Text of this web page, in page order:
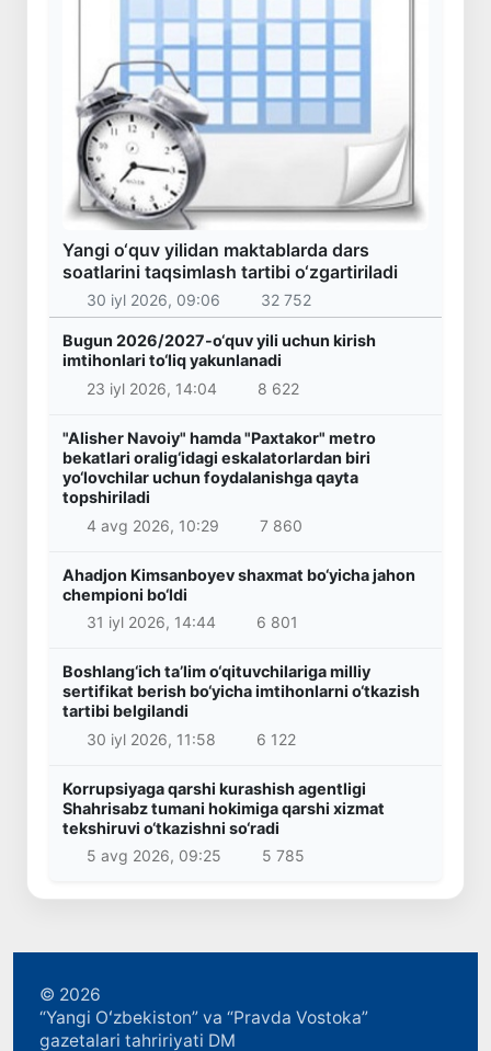
Yangi o‘quv yilidan maktablarda dars
soatlarini taqsimlash tartibi o‘zgartiriladi
30 iyl 2026, 09:06 32 752
Bugun 2026/2027-o‘quv yili uchun kirish
imtihonlari to‘liq yakunlanadi
23 iyl 2026, 14:04
8 622
"Alisher Navoiy" hamda "Paxtakor" metro
bekatlari oralig‘idagi eskalatorlardan biri
yo‘lovchilar uchun foydalanishga qayta
topshiriladi
4 avg 2026, 10:29
7 860
Ahadjon Kimsanboyev shaxmat bo‘yicha jahon
chempioni bo‘ldi
31 iyl 2026, 14:44
6 801
Boshlang‘ich ta’lim o‘qituvchilariga milliy
sertifikat berish bo‘yicha imtihonlarni o‘tkazish
tartibi belgilandi
30 iyl 2026, 11:58
6 122
Korrupsiyaga qarshi kurashish agentligi
Shahrisabz tumani hokimiga qarshi xizmat
tekshiruvi o‘tkazishni so‘radi
5 avg 2026, 09:25
5 785
© 2026
“Yangi Oʻzbekiston” va “Pravda Vostoka”
gazetalari tahririyati DM